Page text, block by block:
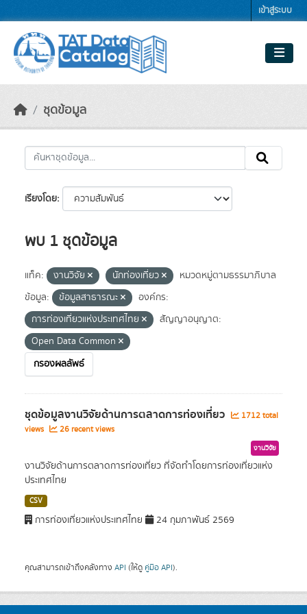
เข้าสู่ระบบ
ชุดข้อมูล
เรียงโดย
พบ 1 ชุดข้อมูล
แท็ค: งานวิจัย นักท่องเที่ยว
หมวดหมู่ตามธรรมาภิบาล
ข้อมูล:
ข้อมูลสาธารณะ
องค์กร:
การท่องเที่ยวแห่งประเทศไทย
สัญญาอนุญาต:
Open Data Common
กรองผลลัพธ์
ชุดข้อมูลงานวิจัยด้านการตลาดการท่องเที่ยว
1712 total
views
26 recent views
งานวิจัย
งานวิจัยด้านการตลาดการท่องเที่ยว ที่จัดทำโดยการท่องเที่ยวแห่ง
ประเทศไทย
CSV
การท่องเที่ยวแห่งประเทศไทย 24 กุมภาพันธ์ 2569
คุณสามารถเข้าถึงคลังทาง API (ให้ดู คู่มือ API).